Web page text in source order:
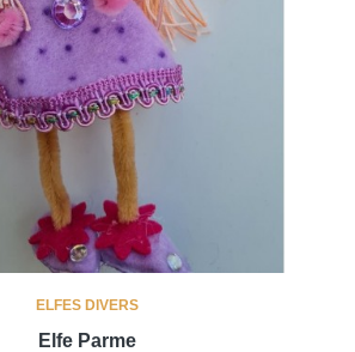
ELFES DIVERS
Elfe Parme